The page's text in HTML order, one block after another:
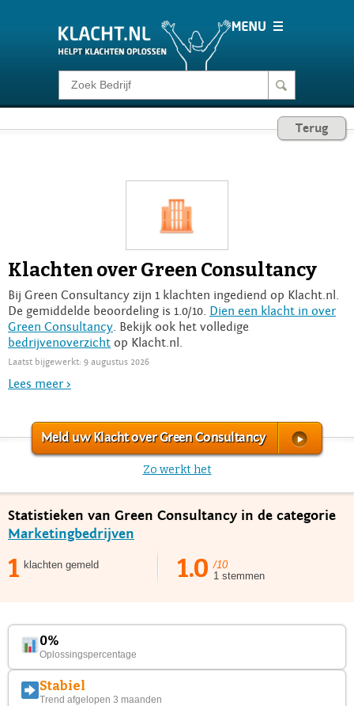
Klacht melden
Login
Terug
Klachten over Green Consultancy
Bij Green Consultancy zijn 1 klachten ingediend op Klacht.nl.
De gemiddelde beoordeling is 1.0/10. Dien een klacht in over
Green Consultancy . Bekijk ook het volledige
bedrijvenoverzicht op Klacht.nl.
Laatst bijgewerkt: 9 augustus 2026
Lees meer >
Meld uw Klacht over Green Consultancy
Zo werkt het
Statistieken van Green Consultancy in de categorie
Marketingbedrijven
1 klachten gemeld 1.0 /10
1 stemmen
0%
Oplossingspercentage
Stabiel
Trend afgelopen 3 maanden